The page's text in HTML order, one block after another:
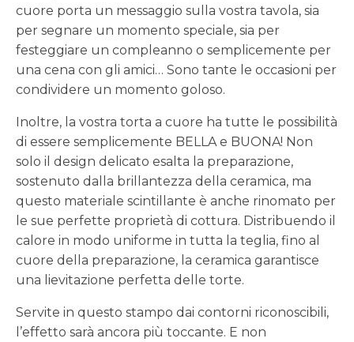
cuore porta un messaggio sulla vostra tavola, sia
per segnare un momento speciale, sia per
festeggiare un compleanno o semplicemente per
una cena con gli amici… Sono tante le occasioni per
condividere un momento goloso.
Inoltre, la vostra torta a cuore ha tutte le possibilità
di essere semplicemente BELLA e BUONA! Non
solo il design delicato esalta la preparazione,
sostenuto dalla brillantezza della ceramica, ma
questo materiale scintillante è anche rinomato per
le sue perfette proprietà di cottura. Distribuendo il
calore in modo uniforme in tutta la teglia, fino al
cuore della preparazione, la ceramica garantisce
una lievitazione perfetta delle torte.
Servite in questo stampo dai contorni riconoscibili,
l’effetto sarà ancora più toccante. E non